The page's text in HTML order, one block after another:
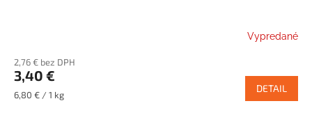
Vypredané
2,76 € bez DPH
3,40 €
Jednotková
6,80 € / 1 kg
DETAIL